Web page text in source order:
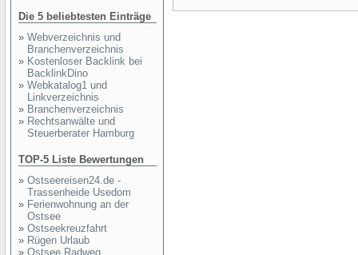
Die 5 beliebtesten Einträge
» Webverzeichnis und
Branchenverzeichnis
» Kostenloser Backlink bei
BacklinkDino
» Webkatalog1 und
Linkverzeichnis
» Branchenverzeichnis
» Rechtsanwälte und
Steuerberater Hamburg
TOP-5 Liste Bewertungen
» Ostseereisen24.de -
Trassenheide Usedom
» Ferienwohnung an der
Ostsee
» Ostseekreuzfahrt
» Rügen Urlaub
» Ostsee Radweg